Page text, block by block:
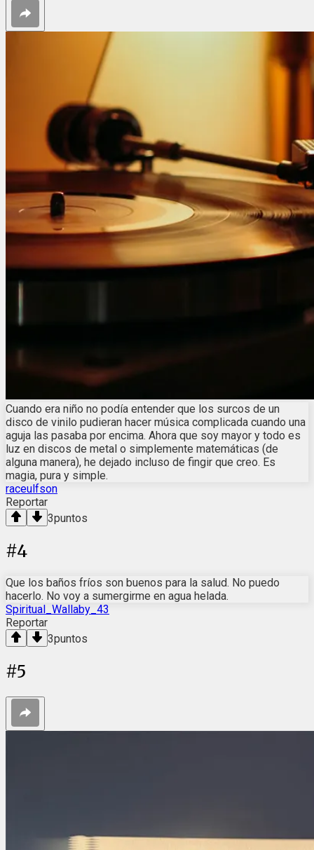
Cuando era niño no podía entender que los surcos de un
disco de vinilo pudieran hacer música complicada cuando una
aguja las pasaba por encima. Ahora que soy mayor y todo es
luz en discos de metal o simplemente matemáticas (de
alguna manera), he dejado incluso de fingir que creo. Es
magia, pura y simple.
raceulfson
Reportar
3puntos
#4
Que los baños fríos son buenos para la salud. No puedo
hacerlo. No voy a sumergirme en agua helada.
Spiritual_Wallaby_43
Reportar
3puntos
#5